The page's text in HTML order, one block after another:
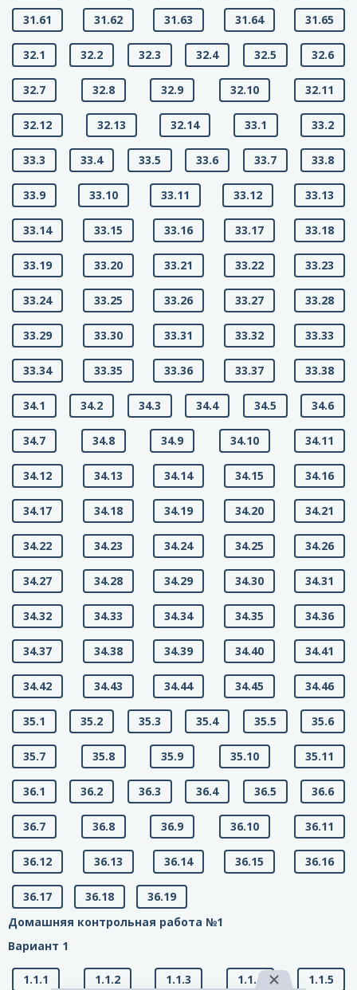
31.61 31.62 31.63 31.64 31.65
32.1 32.2 32.3 32.4 32.5 32.6
32.7 32.8 32.9 32.10 32.11
32.12 32.13 32.14 33.1 33.2
33.3 33.4 33.5 33.6 33.7 33.8
33.9 33.10 33.11 33.12 33.13
33.14 33.15 33.16 33.17 33.18
33.19 33.20 33.21 33.22 33.23
33.24 33.25 33.26 33.27 33.28
33.29 33.30 33.31 33.32 33.33
33.34 33.35 33.36 33.37 33.38
34.1 34.2 34.3 34.4 34.5 34.6
34.7 34.8 34.9 34.10 34.11
34.12 34.13 34.14 34.15 34.16
34.17 34.18 34.19 34.20 34.21
34.22 34.23 34.24 34.25 34.26
34.27 34.28 34.29 34.30 34.31
34.32 34.33 34.34 34.35 34.36
34.37 34.38 34.39 34.40 34.41
34.42 34.43 34.44 34.45 34.46
35.1 35.2 35.3 35.4 35.5 35.6
35.7 35.8 35.9 35.10 35.11
36.1 36.2 36.3 36.4 36.5 36.6
36.7 36.8 36.9 36.10 36.11
36.12 36.13 36.14 36.15 36.16
36.17 36.18
36.19
Домашняя контрольная работа №1
Вариант 1
1.1.1 1.1.2 1.1.3 1.1.4 1.1.5